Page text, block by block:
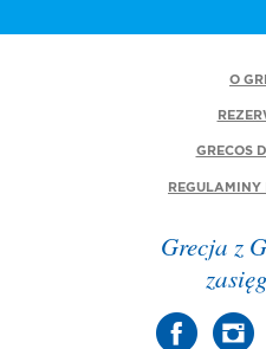
O
GRECOS
REGULAMINY
Grecja z